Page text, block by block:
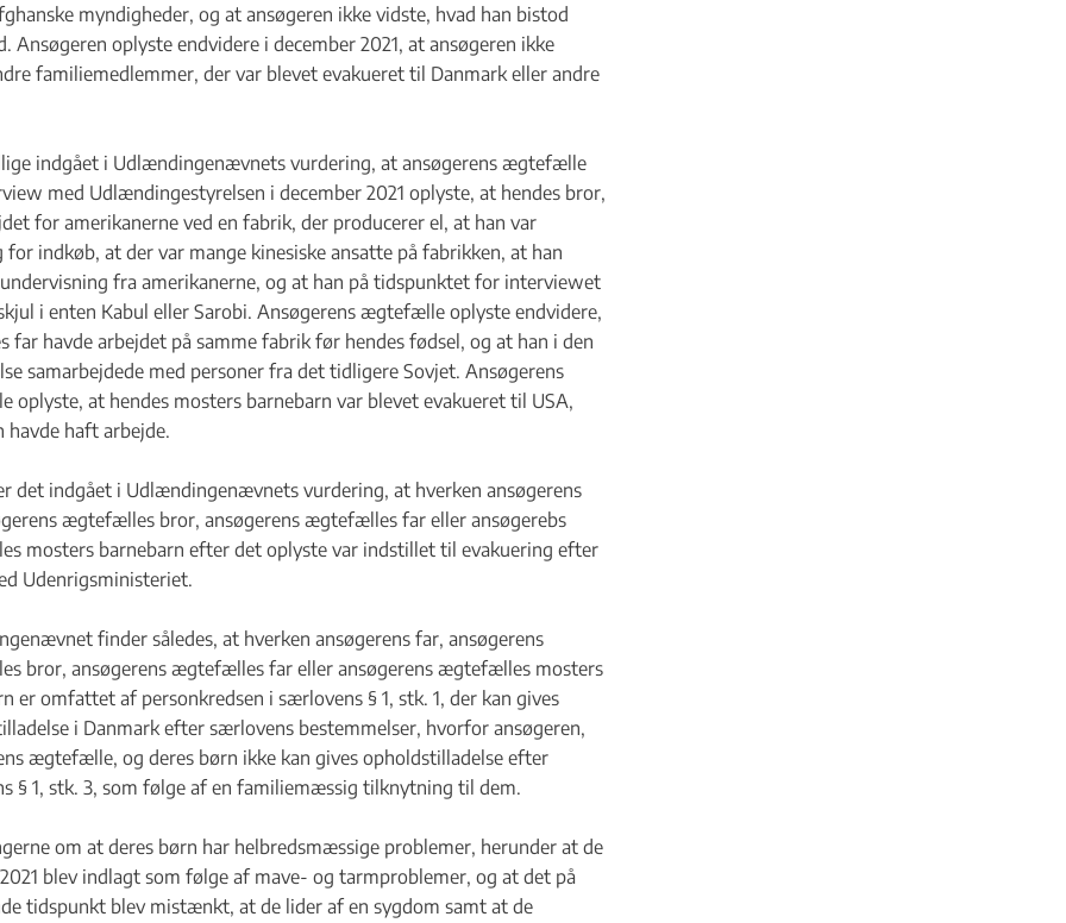
myndigheder, og at ansøgeren ikke vidste, hvad han bistod
Ansøgeren oplyste endvidere i december 2021, at ansøgeren ikke
familiemedlemmer, der var blevet evakueret til Danmark eller andre
indgået i Udlændingenævnets vurdering, at ansøgerens ægtefælle
med Udlændingestyrelsen i december 2021 oplyste, at hendes bror,
for amerikanerne ved en fabrik, der producerer el, at han var
for indkøb, at der var mange kinesiske ansatte på fabrikken, at han
fra amerikanerne, og at han på tidspunktet for interviewet
i enten Kabul eller Sarobi. Ansøgerens ægtefælle oplyste endvidere,
far havde arbejdet på samme fabrik før hendes fødsel, og at han i den
samarbejdede med personer fra det tidligere Sovjet. Ansøgerens
oplyste, at hendes mosters barnebarn var blevet evakueret til USA,
havde haft arbejde.
det indgået i Udlændingenævnets vurdering, at hverken ansøgerens
ægtefælles bror, ansøgerens ægtefælles far eller ansøgerebs
mosters barnebarn efter det oplyste var indstillet til evakuering efter
Udenrigsministeriet.
finder således, at hverken ansøgerens far, ansøgerens
bror, ansøgerens ægtefælles far eller ansøgerens ægtefælles mosters
er omfattet af personkredsen i særlovens § 1, stk. 1, der kan gives
i Danmark efter særlovens bestemmelser, hvorfor ansøgeren,
ægtefælle, og deres børn ikke kan gives opholdstilladelse efter
§ 1, stk. 3, som følge af en familiemæssig tilknytning til dem.
om at deres børn har helbredsmæssige problemer, herunder at de
blev indlagt som følge af mave- og tarmproblemer, og at det på
tidspunkt blev mistænkt, at de lider af en sygdom samt at de